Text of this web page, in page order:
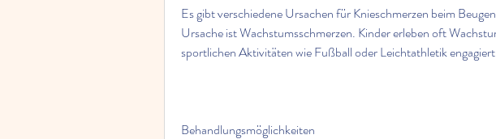
Es gibt verschiedene Ursachen für Knieschmerzen beim
Ursache ist Wachstumsschmerzen. Kinder erleben oft
sportlichen Aktivitäten wie Fußball oder Leichtathletik
Behandlungsmöglichkeiten